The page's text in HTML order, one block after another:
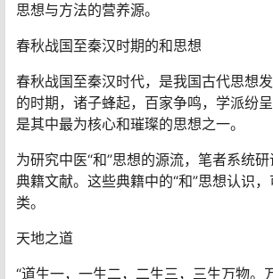
思想与方法的营养源。
春秋战国至秦汉时期的和思想
春秋战国至秦汉时代，是我国古代思想
的时期，诸子蜂起，百家争鸣，学派纷
是其中最为核心和璀璨的思想之一。
为研究中医“和”思想的源流，笔者系统
典籍文献。这些典籍中的“和”思想认识
类。
天地之道
“道生一，一生二，二生三，三生万物。